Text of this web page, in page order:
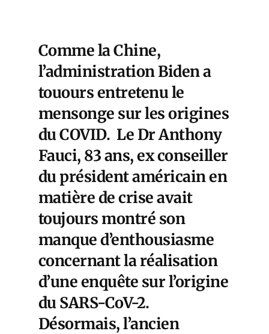
Comme la Chine,
l’administration Biden a
touours entretenu le
mensonge sur les origines
du COVID. Le Dr Anthony
Fauci, 83 ans, ex conseiller
du président américain en
matière de crise avait
toujours montré son
manque d’enthousiasme
concernant la réalisation
d’une enquête sur l’origine
du SARS-CoV-2.
Désormais,l’ancien